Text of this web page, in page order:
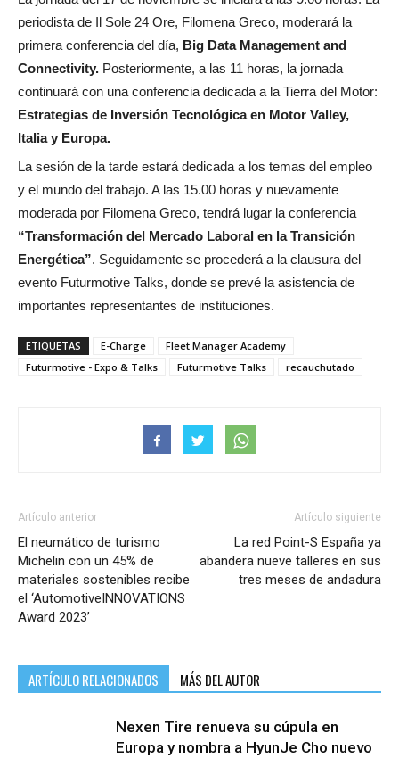
periodista de Il Sole 24 Ore, Filomena Greco, moderará la
primera conferencia del día, Big Data Management and
Connectivity. Posteriormente, a las 11 horas, la jornada
continuará con una conferencia dedicada a la Tierra del Motor:
Estrategias de Inversión Tecnológica en Motor Valley,
Italia y Europa.
La sesión de la tarde estará dedicada a los temas del empleo
y el mundo del trabajo. A las 15.00 horas y nuevamente
moderada por Filomena Greco, tendrá lugar la conferencia
“Transformación del Mercado Laboral en la Transición
Energética”. Seguidamente se procederá a la clausura del
evento Futurmotive Talks, donde se prevé la asistencia de
importantes representantes de instituciones.
ETIQUETAS E-Charge
Fleet Manager Academy
Futurmotive - Expo & Talks
Futurmotive Talks recauchutado
Artículo anterior
El neumático de turismo
Michelin con un 45% de
materiales sostenibles recibe
el ‘AutomotiveINNOVATIONS
Award 2023’
Artículo siguiente
La red Point-S España ya
abandera nueve talleres en sus
tres meses de andadura
ARTÍCULO RELACIONADOS MÁS DEL AUTOR
Nexen Tire renueva su cúpula en
Europa y nombra a HyunJe Cho nuevo